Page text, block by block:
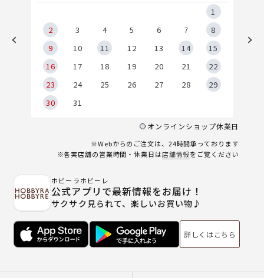
1
2
3 4 5 6 7
8
9
10 11 12 13 14
15
16
17 18 19 20 21
22
23
24 25 26 27 28
29
30
31
オンラインショップ休業日
※Webからのご注文は、24時間承っております
※各実店舗の営業時間・休業日は店舗情報をご覧ください
ホビーラホビーレ
公式アプリで最新情報をお届け！
サクサク見られて、楽しいお買い物♪
詳しくはこちら